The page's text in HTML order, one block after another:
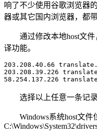
响了不少使用谷歌浏览器
器或其它国内浏览器，都
通过修改本地host文
译功能。
203.208.40.66
203.208.39.226
58.254.137.226
选择以上任意一条记
Windows系统host文件